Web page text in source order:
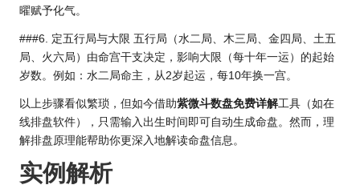
曜赋予化气。
###6. 定五行局与大限 五行局（水二局、木三局、金四局、土五
局、火六局）由命宫干支决定，影响大限（每十年一运）的起始
岁数。例如：水二局命主，从2岁起运，每10年换一宫。
以上步骤看似繁琐，但如今借助紫微斗数盘免费详解工具（如在
线排盘软件），只需输入出生时间即可自动生成命盘。然而，理
解排盘原理能帮助你更深入地解读命盘信息。
实例解析